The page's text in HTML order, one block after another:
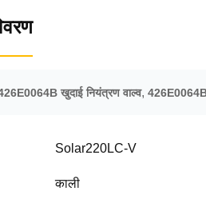
खुदाई नियंत्रण वाल्व, 426E0064B
Solar220LC-V
काली